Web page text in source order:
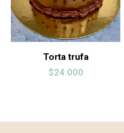
Torta trufa
$24.000